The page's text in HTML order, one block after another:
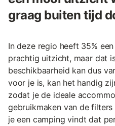
graag buiten tijd
In deze regio heeft 35%
prachtig uitzicht, maar dat
beschikbaarheid kan dus
voor je is, kan het handig
zodat je de ideale
gebruikmaken van de
je een camping vindt dat